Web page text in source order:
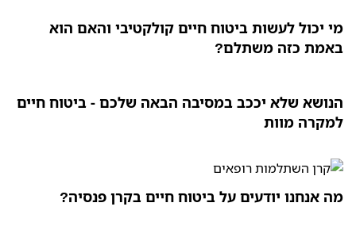
מי יכול לעשות ביטוח חיים קולקטיבי והאם הוא
באמת כזה משתלם?
הנושא שלא יככב במסיבה הבאה שלכם - ביטוח חיים
למקרה מוות
מה אנחנו יודעים על ביטוח חיים בקרן פנסיה?